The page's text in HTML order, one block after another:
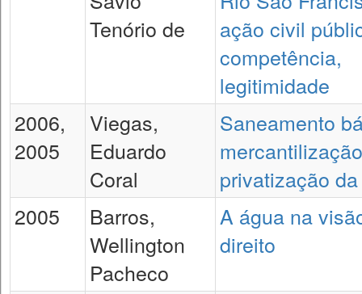
Tenório de
ação civil
competência,
legitimidade
2006,
2005
Viegas,
Eduardo
Coral
Saneamento
privatização
2005
Barros,
Wellington
Pacheco
A água na
direito